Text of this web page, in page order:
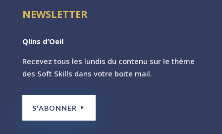
NEWSLETTER
Qlins d’Oeil
Recevez tous les lundis du contenu sur le thème
des Soft Skills dans votre boite mail.
S'ABONNER